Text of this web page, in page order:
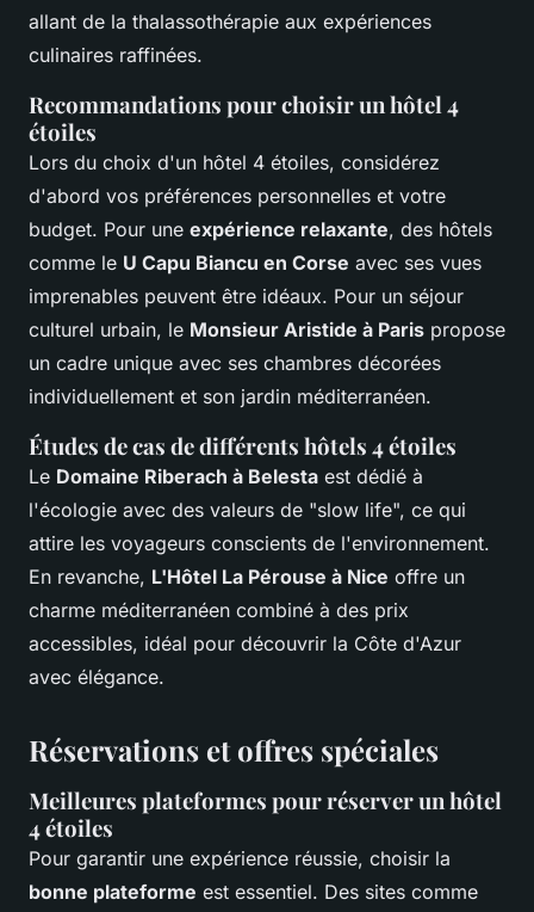
allant de la thalassothérapie aux expériences
culinaires raffinées.
Recommandations pour choisir un hôtel 4
étoiles
Lors du choix d'un hôtel 4 étoiles, considérez
d'abord vos préférences personnelles et votre
budget. Pour une expérience relaxante, des hôtels
comme le U Capu Biancu en Corse avec ses vues
imprenables peuvent être idéaux. Pour un séjour
culturel urbain, le Monsieur Aristide à Paris propose
un cadre unique avec ses chambres décorées
individuellement et son jardin méditerranéen.
Études de cas de différents hôtels 4 étoiles
Le Domaine Riberach à Belesta est dédié à
l'écologie avec des valeurs de "slow life", ce qui
attire les voyageurs conscients de l'environnement.
En revanche, L'Hôtel La Pérouse à Nice offre un
charme méditerranéen combiné à des prix
accessibles, idéal pour découvrir la Côte d'Azur
avec élégance.
Réservations et offres spéciales
Meilleures plateformes pour réserver un hôtel
4 étoiles
Pour garantir une expérience réussie, choisir la
bonne plateforme est essentiel. Des sites comme